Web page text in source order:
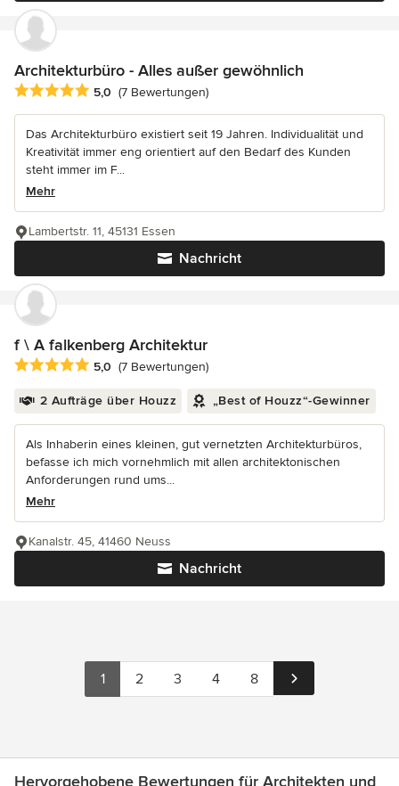
Architekturbüro - Alles außer gewöhnlich
Durchschnittliche Bewertung: 5 von 5 Sternen
5,0 (7 Bewertungen)
Das Architekturbüro existiert seit 19 Jahren. Individualität und
Kreativität immer eng orientiert auf den Bedarf des Kunden
steht immer im F...
Mehr
Nachricht
Lambertstr. 11, 45131 Essen
f \ A falkenberg Architektur
Durchschnittliche Bewertung: 5 von 5 Sternen
5,0 (7 Bewertungen)
2 Aufträge über Houzz „Best of Houzz“-Gewinner
Als Inhaberin eines kleinen, gut vernetzten Architekturbüros,
befasse ich mich vornehmlich mit allen architektonischen
Anforderungen rund ums...
Mehr
Nachricht
Kanalstr. 45, 41460 Neuss
1 2 3 4 8
Hervorgehobene Bewertungen für Architekten und